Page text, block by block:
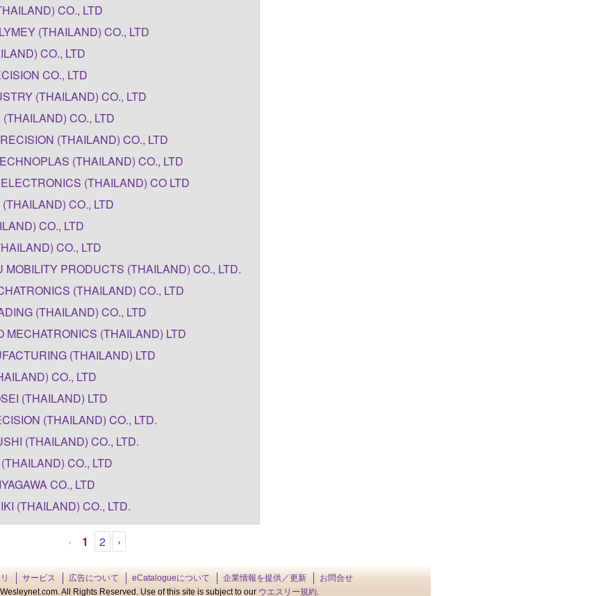
CO., LTD
(THAILAND) CO., LTD
CO., LTD
CO., LTD
(THAILAND) CO., LTD
(THAILAND) CO., LTD
(THAILAND) CO., LTD
(THAILAND) CO., LTD
(THAILAND) CO LTD
CO., LTD
CO., LTD
CO., LTD
MOBILITY PRODUCTS (THAILAND) CO., LTD.
(THAILAND) CO., LTD
(THAILAND) CO., LTD
MECHATRONICS (THAILAND) LTD
(THAILAND) LTD
CO., LTD
(THAILAND) LTD
(THAILAND) CO., LTD.
(THAILAND) CO., LTD.
CO., LTD
CO., LTD
(THAILAND) CO., LTD.
‹ 1 2 ›
サービス 広告について eCatalogueについて 企業情報を提供／更新
お問合せ
All Rights Reserved. Use of this site is subject to our ウエスリー規約.